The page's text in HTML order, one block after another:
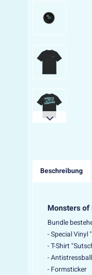
Beschreibung
Monsters of
Bundle
- Special
- T-Shirt
-
- Formsticker